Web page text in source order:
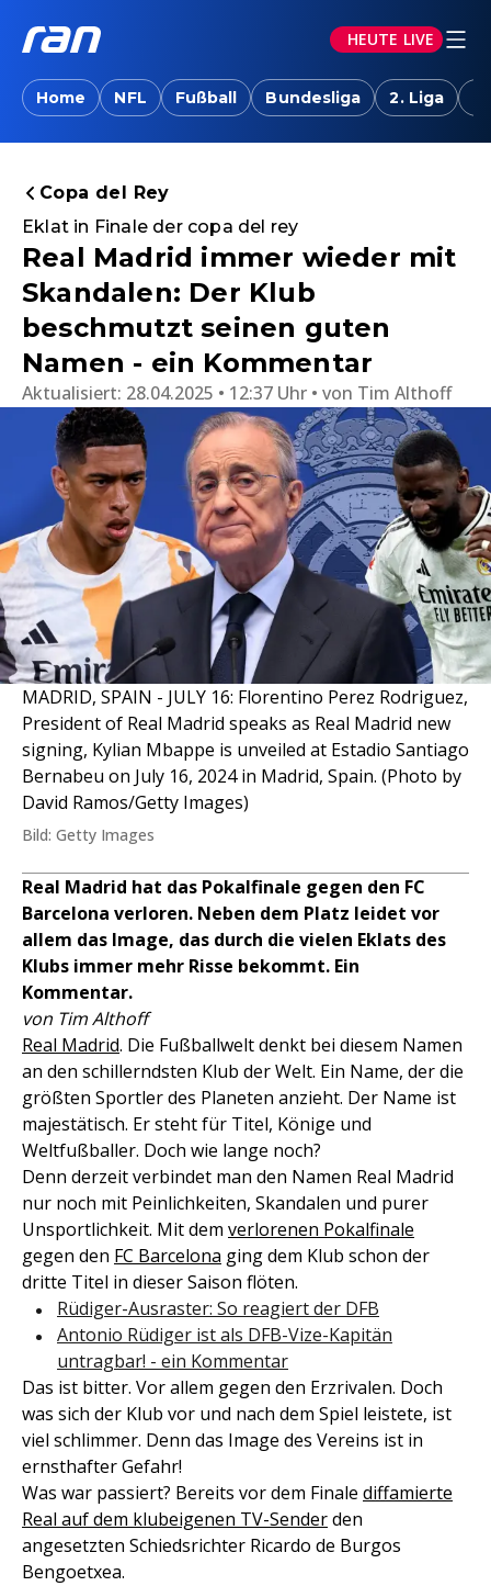
HEUTE LIVE
Home NFL Fußball Bundesliga 2. Liga
Copa del Rey
Eklat in Finale der copa del rey
Real Madrid immer wieder mit
Skandalen: Der Klub
beschmutzt seinen guten
Namen - ein Kommentar
Aktualisiert: 28.04.2025 • 12:37 Uhr von Tim Althoff
MADRID, SPAIN - JULY 16: Florentino Perez Rodriguez,
President of Real Madrid speaks as Real Madrid new
signing, Kylian Mbappe is unveiled at Estadio Santiago
Bernabeu on July 16, 2024 in Madrid, Spain. (Photo by
David Ramos/Getty Images)
Bild: Getty Images
Real Madrid hat das Pokalfinale gegen den FC
Barcelona verloren. Neben dem Platz leidet vor
allem das Image, das durch die vielen Eklats des
Klubs immer mehr Risse bekommt. Ein
Kommentar.
von Tim Althoff
Real Madrid. Die Fußballwelt denkt bei diesem Namen
an den schillerndsten Klub der Welt. Ein Name, der die
größten Sportler des Planeten anzieht. Der Name ist
majestätisch. Er steht für Titel, Könige und
Weltfußballer. Doch wie lange noch?
Denn derzeit verbindet man den Namen Real Madrid
nur noch mit Peinlichkeiten, Skandalen und purer
Unsportlichkeit. Mit dem verlorenen Pokalfinale
gegen den FC Barcelona ging dem Klub schon der
dritte Titel in dieser Saison flöten.
Rüdiger-Ausraster: So reagiert der DFB
Antonio Rüdiger ist als DFB-Vize-Kapitän
untragbar! - ein Kommentar
Das ist bitter. Vor allem gegen den Erzrivalen. Doch
was sich der Klub vor und nach dem Spiel leistete, ist
viel schlimmer. Denn das Image des Vereins ist in
ernsthafter Gefahr!
Was war passiert? Bereits vor dem Finale diffamierte
Real auf dem klubeigenen TV-Senderden
angesetzten Schiedsrichter Ricardo de Burgos
Bengoetxea.